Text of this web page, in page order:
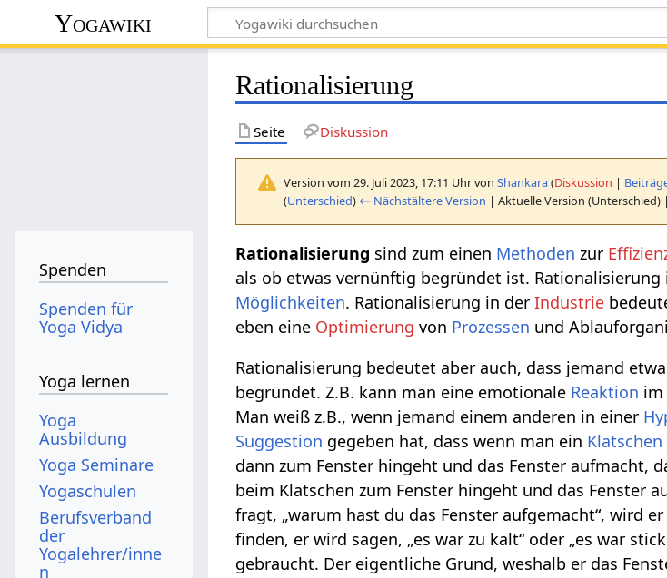
Yogawiki
Rationalisierung
Seite Diskussion
Version vom 29. Juli 2023, 17:11 Uhr vonShankara(Diskussion |
(Unterschied) ← Nächstältere Version | Aktuelle Version
sind zum einen Methoden zur
als ob etwas vernünftig begründet ist.
Möglichkeiten. Rationalisierung in derIndustrie
eben eine Optimierung von Prozessen und
Rationalisierung bedeutet aber auch, dass jemand
begründet. Z.B. kann man eine emotionale Reaktion im
Man weiß z.B., wenn jemand einem anderen in einer
Suggestion gegeben hat, dass wenn man ein Klatschen
dann zum Fenster hingeht und das Fenster aufmacht,
beim Klatschen zum Fenster hingeht und das Fenster
fragt, „warum hast du das Fenster aufgemacht“, wird
finden, er wird sagen, „es war zu kalt“ oder „es war
gebraucht. Der eigentliche Grund, weshalb er das
Spenden
Spenden für
Yoga Vidya
Yoga lernen
Yoga
Ausbildung
Yoga Seminare
Yogaschulen
Berufsverband
der
Yogalehrer/inne
n